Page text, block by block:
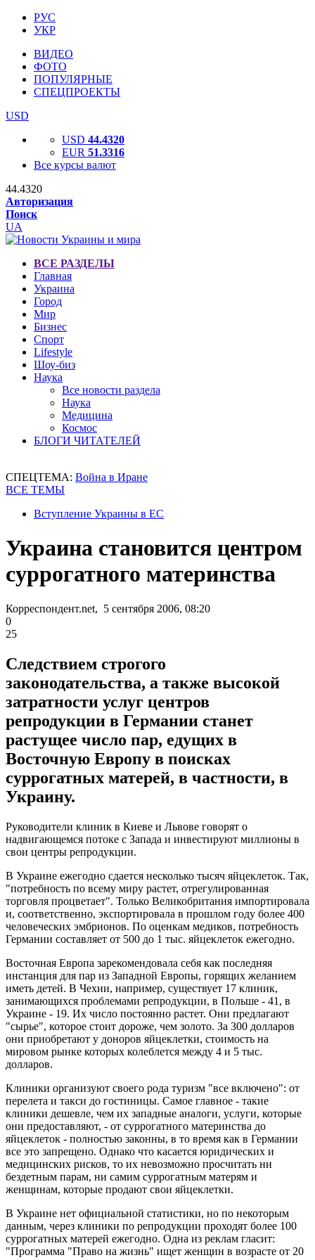
РУС
УКР
ВИДЕО
ФОТО
ПОПУЛЯРНЫЕ
СПЕЦПРОЕКТЫ
USD
USD 44.4320
EUR 51.3316
Все курсы валют
44.4320
Авторизация
Поиск
UA
ВСЕ РАЗДЕЛЫ
Главная
Украина
Город
Мир
Бизнес
Спорт
Lifestyle
Шоу-биз
Наука
Все новости раздела
Наука
Медицина
Космос
БЛОГИ ЧИТАТЕЛЕЙ
СПЕЦТЕМА: Война в Иране
ВСЕ ТЕМЫ
Вступление Украины в ЕС
Украина становится центром
суррогатного материнства
Корреспондент.net, 5 сентября 2006, 08:20
0
25
Следствием строгого
законодательства, а также высокой
затратности услуг центров
репродукции в Германии станет
растущее число пар, едущих в
Восточную Европу в поисках
суррогатных матерей, в частности, в
Украину.
Руководители клиник в Киеве и Львове говорят о
надвигающемся потоке с Запада и инвестируют миллионы в
свои центры репродукции.
В Украине ежегодно сдается несколько тысяч яйцеклеток. Так,
"потребность по всему миру растет, отрегулированная
торговля процветает". Только Великобритания импортировала
и, соответственно, экспортировала в прошлом году более 400
человеческих эмбрионов. По оценкам медиков, потребность
Германии составляет от 500 до 1 тыс. яйцеклеток ежегодно.
Восточная Европа зарекомендовала себя как последняя
инстанция для пар из Западной Европы, горящих желанием
иметь детей. В Чехии, например, существует 17 клиник,
занимающихся проблемами репродукции, в Польше - 41, в
Украине - 19. Их число постоянно растет. Они предлагают
"сырье", которое стоит дороже, чем золото. За 300 долларов
они приобретают у доноров яйцеклетки, стоимость на
мировом рынке которых колеблется между 4 и 5 тыс.
долларов.
Клиники организуют своего рода туризм "все включено": от
перелета и такси до гостиницы. Самое главное - такие
клиники дешевле, чем их западные аналоги, услуги, которые
они предоставляют, - от суррогатного материнства до
яйцеклеток - полностью законны, в то время как в Германии
все это запрещено. Однако что касается юридических и
медицинских рисков, то их невозможно просчитать ни
бездетным парам, ни самим суррогатным матерям и
женщинам, которые продают свои яйцеклетки.
В Украине нет официальной статистики, но по некоторым
данным, через клиники по репродукции проходят более 100
суррогатных матерей ежегодно. Одна из реклам гласит:
"Программа "Право на жизнь" ищет женщин в возрасте от 20